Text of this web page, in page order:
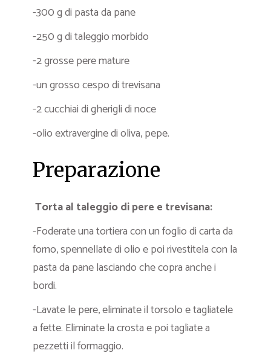
-300 g di pasta da pane
-250 g di taleggio morbido
-2 grosse pere mature
-un grosso cespo di trevisana
-2 cucchiai di gherigli di noce
-olio extravergine di oliva, pepe.
Preparazione
Torta al taleggio di pere e trevisana:
-Foderate una tortiera con un foglio di carta da
forno, spennellate di olio e poi rivestitela con la
pasta da pane lasciando che copra anche i
bordi.
-Lavate le pere, eliminate il torsolo e tagliatele
a fette. Eliminate la crosta e poi tagliate a
pezzetti il formaggio.